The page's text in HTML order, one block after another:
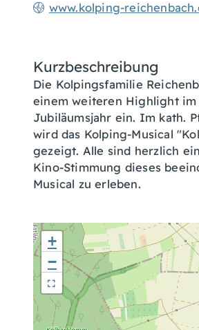
www.kolping-
Kurzbeschreibung
Die Kolpingsfamilie
einem weiteren Highlight im
Jubiläumsjahr ein. Im kath.
wird das Kolping-Musical
gezeigt. Alle sind herzlich
Kino-Stimmung dieses
Musical zu erleben.
+
−